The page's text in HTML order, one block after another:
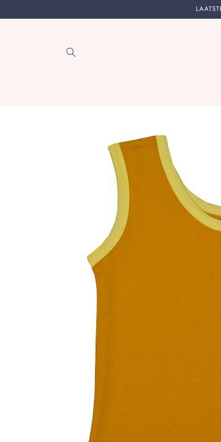
content
productinformatie